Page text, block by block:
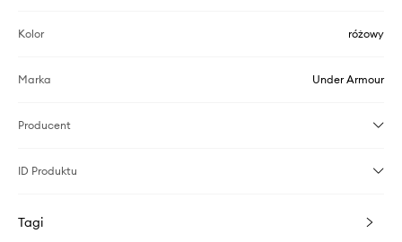
Kolor różowy
Marka Under Armour
Producent
ID Produktu
Tagi